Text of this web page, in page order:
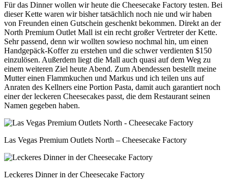
Für das Dinner wollen wir heute die Cheesecake Factory testen. Bei
dieser Kette waren wir bisher tatsächlich noch nie und wir haben
von Freunden einen Gutschein geschenkt bekommen. Direkt an der
North Premium Outlet Mall ist ein recht großer Vertreter der Kette.
Sehr passend, denn wir wollten sowieso nochmal hin, um einen
Handgepäck-Koffer zu erstehen und die schwer verdienten $150
einzulösen. Außerdem liegt die Mall auch quasi auf dem Weg zu
einem weiteren Ziel heute Abend. Zum Abendessen bestellt meine
Mutter einen Flammkuchen und Markus und ich teilen uns auf
Anraten des Kellners eine Portion Pasta, damit auch garantiert noch
einer der leckeren Cheesecakes passt, die dem Restaurant seinen
Namen gegeben haben.
Las Vegas Premium Outlets North – Cheesecake Factory
Leckeres Dinner in der Cheesecake Factory